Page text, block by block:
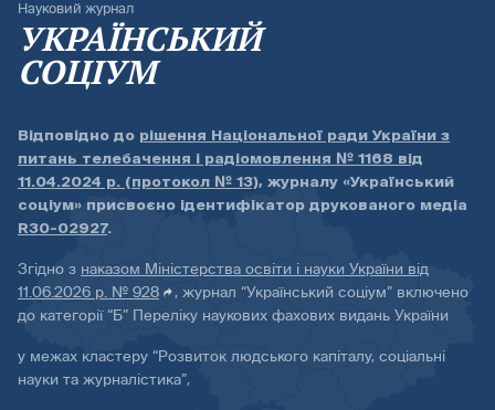
Науковий журнал
УКРАЇНСЬКИЙ
СОЦІУМ
Відповідно до рішення Національної ради України з
питань телебачення і радіомовлення № 1168 від
11.04.2024 р. (протокол № 13), журналу «Український
соціум» присвоєно ідентифікатор друкованого медіа
R30-02927.
Згідно з наказом Міністерства освіти і науки України від
11.06.2026 р. № 928
, журнал “Український соціум” включено
до категорії “Б” Переліку наукових фахових видань України
у межах кластеру “Розвиток людського капіталу, соціальні
науки та журналістика”,